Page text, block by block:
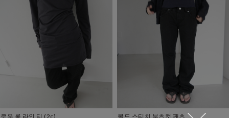
로우 롱 라인 티 (2c)
볼드 스티치 부츠컷 팬츠